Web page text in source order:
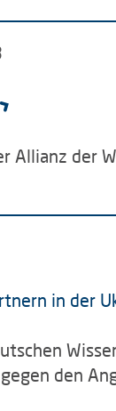
Allianz der
in der
den